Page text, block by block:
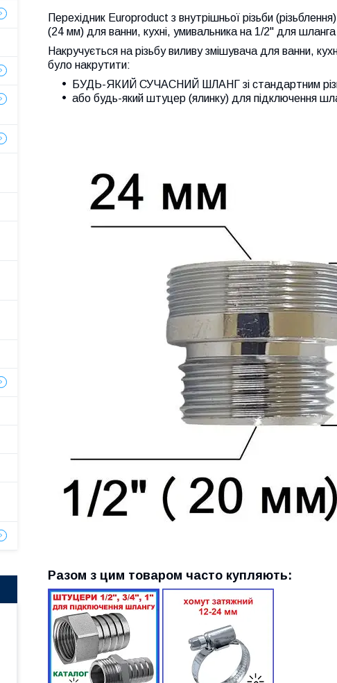
Перехідник Europroduct з внутрішньої різьби
(24 мм) для ванни, кухні, умивальника на 1/2" для
Накручується на різьбу виливу змішувача для ванни,
було накрутити:
БУДЬ-ЯКИЙ СУЧАСНИЙ ШЛАНГ зі стандартним
або будь-який штуцер (ялинку) для підключення
Разом з цим товаром часто купляють: